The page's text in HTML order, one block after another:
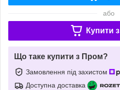
або
Купити з
Що таке купити з Пром?
Замовлення під захистом
Доступна доставка